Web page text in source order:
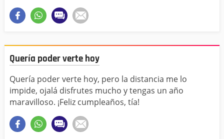
Quería poder verte hoy
Quería poder verte hoy, pero la distancia me lo
impide, ojalá disfrutes mucho y tengas un año
maravilloso. ¡Feliz cumpleaños, tía!